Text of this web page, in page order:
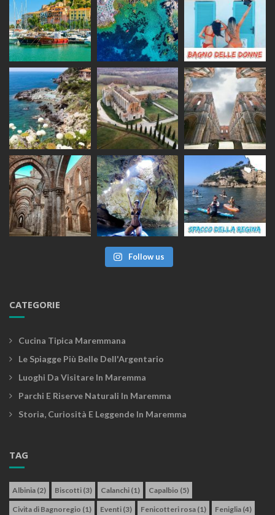
Follow us
CATEGORIE
Cucina Tipica Maremmana
Le Spiagge Più Belle Dell'Argentario
Luoghi Da Visitare In Maremma
Parchi E Riserve Naturali In Maremma
Storia, Curiosità E Leggende In Maremma
TAG
Albinia (2) Biscotti (3) Calanchi (1) Capalbio (5)
Civita di Bagnoregio (1) Eventi (3) Fenicotteri rosa (1) Feniglia (4)